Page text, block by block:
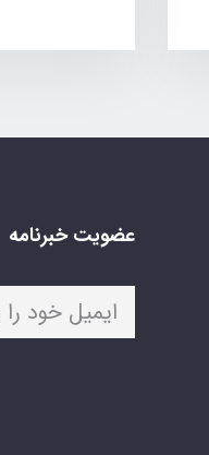
عضویت خبرنامه